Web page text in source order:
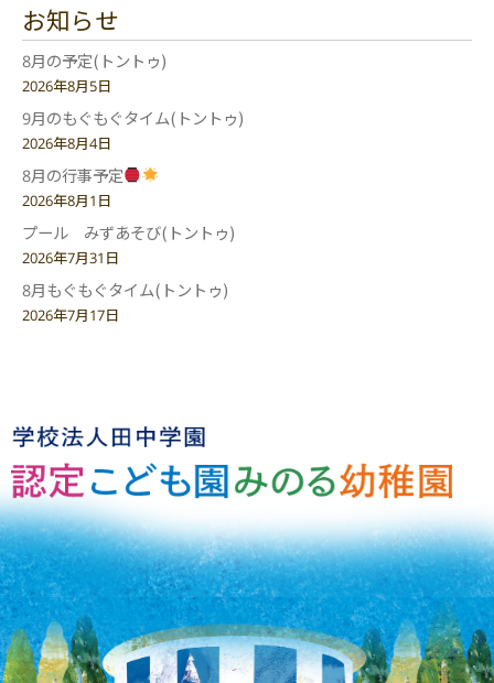
お知らせ
8月の予定(トントゥ)
2026年8月5日
9月のもぐもぐタイム(トントゥ)
2026年8月4日
8月の行事予定
2026年8月1日
プール みずあそび(トントゥ)
2026年7月31日
8月もぐもぐタイム(トントゥ)
2026年7月17日